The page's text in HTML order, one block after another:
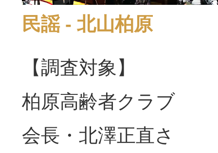
民謡 - 北山柏原
【調査対象】
柏原高齢者クラブ
会長・北澤正直さ